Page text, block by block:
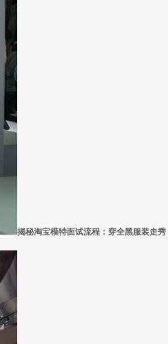
揭秘淘宝模特面试流程：穿全黑服装走秀